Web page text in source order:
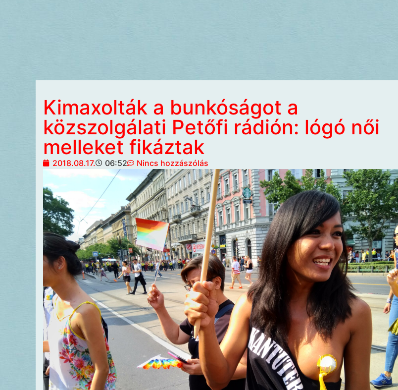
Kimaxolták a bunkóságot a
közszolgálati Petőfi rádión: lógó női
melleket fikáztak
2018.08.17. 06:52 Nincs hozzászólás